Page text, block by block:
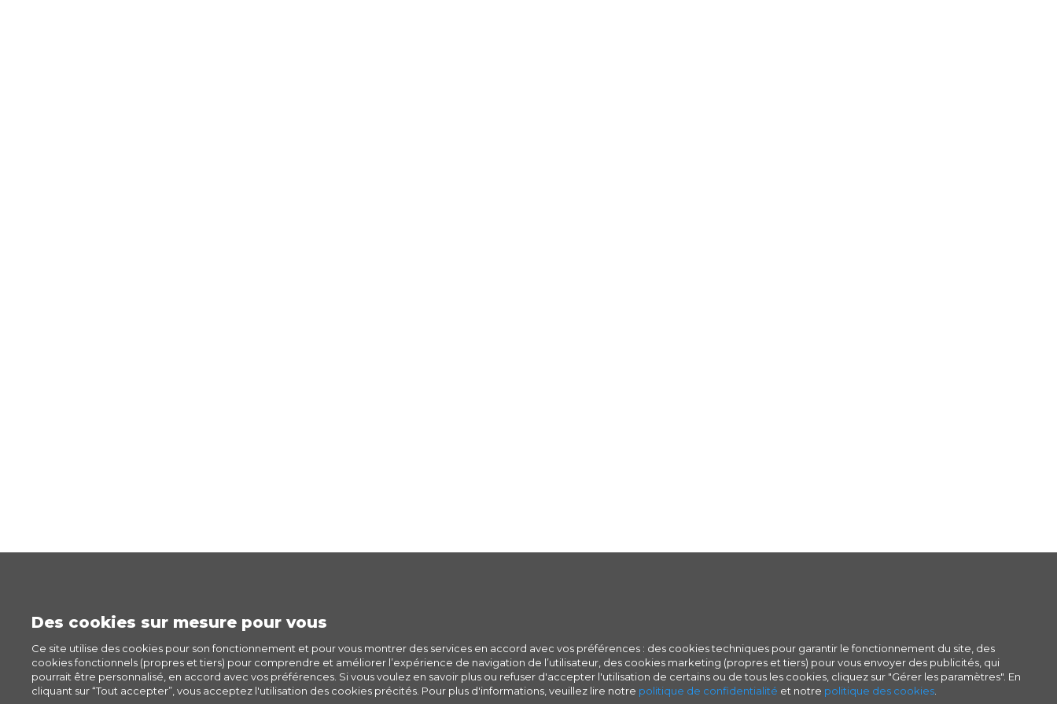
Des cookies sur mesure pour vous
Ce site utilise des cookies pour son fonctionnement et pour vous montrer des services en accord avec vos préférences : des cookies techniques pour garantir le fonctionnement du site, des
cookies fonctionnels (propres et tiers) pour comprendre et améliorer l’expérience de navigation de l’utilisateur, des cookies marketing (propres et tiers) pour vous envoyer des publicités, qui
pourrait être personnalisé, en accord avec vos préférences. Si vous voulez en savoir plus ou refuser d'accepter l'utilisation de certains ou de tous les cookies, cliquez sur "Gérer les paramètres". En
cliquant sur “Tout accepter”, vous acceptez l'utilisation des cookies précités. Pour plus d'informations, veuillez lire notre politique de confidentialité et notre politique des cookies